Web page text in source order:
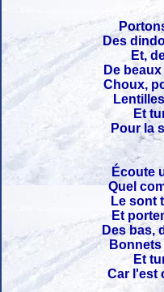
Des
Et,
De
Choux,
Et
Pour la
Écoute
Quel
Le sont
Et
Des bas,
Bonnets
Et
Car l'est